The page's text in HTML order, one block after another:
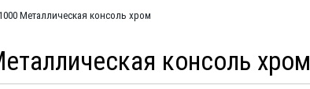
Металлическая консоль хром
консоль хром